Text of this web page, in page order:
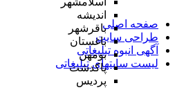
اندیشه
باقرشهر
باغستان
بومهن
پاکدشت
پردیس
صفحه اصلی
طراحی سایت
آگهی انبوه تبلیغاتی
لیست سایتهای تبلیغاتی